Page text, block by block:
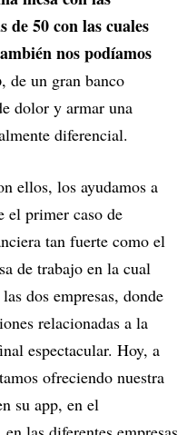
de 50 con las cuales
nos podíamos
, de un gran banco
dolor y armar una
diferencial.
ellos, los ayudamos a
el primer caso de
tan fuerte como el
de trabajo en la cual
dos empresas, donde
relacionadas a la
espectacular. Hoy, a
ofreciendo nuestra
su app, en el